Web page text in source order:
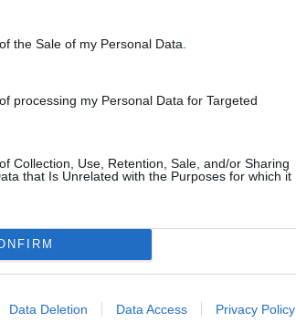
the Sale of my Personal Data.
processing my Personal Data for Targeted
Collection, Use, Retention, Sale, and/or Sharing
that Is Unrelated with the Purposes for which it
Data Deletion Data Access Privacy Policy